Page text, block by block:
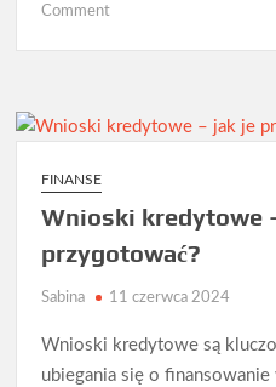
Commenton
badanie
sprawozdań
FINANSE
Wnioski kredytowe
przygotować?
Sabina 11 czerwca 2024
Wnioski kredytowe są
ubiegania się o